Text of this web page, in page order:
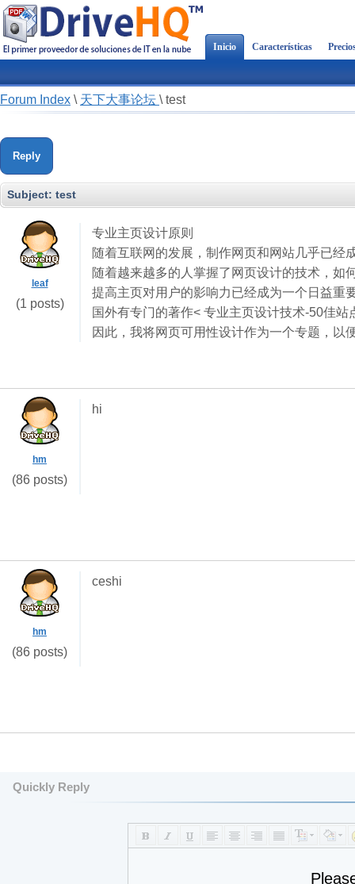
Inicio Características
Forum Index \ 天下大事论坛 \ test
Reply
Subject: test
leaf
(1 posts)
专业主页设计原则
随着互联网的发展，制作网页和网站几乎已经
随着越来越多的人掌握了网页设计的技术，如
提高主页对用户的影响力已经成为一个日益重
国外有专门的著作< 专业主页设计技术-50佳
因此，我将网页可用性设计作为一个专题，以
hm
(86 posts)
hi
hm
(86 posts)
ceshi
Quickly Reply